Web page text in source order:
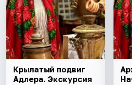
Крылатый подвиг
Адлера. Экскурсия